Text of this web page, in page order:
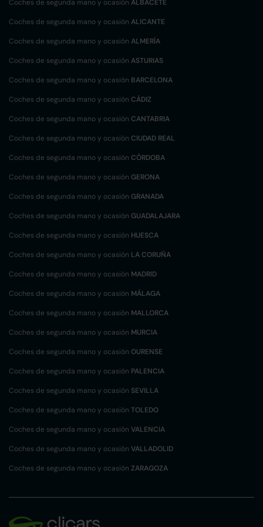
Coches de segunda mano y ocasión ALBACETE
Coches de segunda mano y ocasión ALICANTE
Coches de segunda mano y ocasión ALMERÍA
Coches de segunda mano y ocasión ASTURIAS
Coches de segunda mano y ocasión BARCELONA
Coches de segunda mano y ocasión CÁDIZ
Coches de segunda mano y ocasión CANTABRIA
Coches de segunda mano y ocasión CIUDAD REAL
Coches de segunda mano y ocasión CÓRDOBA
Coches de segunda mano y ocasión GERONA
Coches de segunda mano y ocasión GRANADA
Coches de segunda mano y ocasión GUADALAJARA
Coches de segunda mano y ocasión HUESCA
Coches de segunda mano y ocasión LA CORUÑA
Coches de segunda mano y ocasión MADRID
Coches de segunda mano y ocasión MÁLAGA
Coches de segunda mano y ocasión MALLORCA
Coches de segunda mano y ocasión MURCIA
Coches de segunda mano y ocasión OURENSE
Coches de segunda mano y ocasión PALENCIA
Coches de segunda mano y ocasión SEVILLA
Coches de segunda mano y ocasión TOLEDO
Coches de segunda mano y ocasión VALENCIA
Coches de segunda mano y ocasión VALLADOLID
Coches de segunda mano y ocasión ZARAGOZA